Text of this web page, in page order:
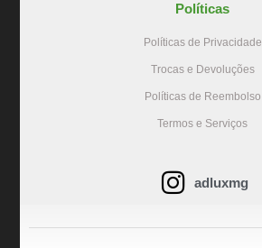
Políticas
Políticas de Privacidade
Trocas e Devoluções
Políticas de Reembolso
Termos e Serviços
adluxmg